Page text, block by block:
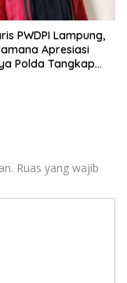
PWDPI Lampung,
Apresiasi
Polda Tangkap
Ruas yang wajib